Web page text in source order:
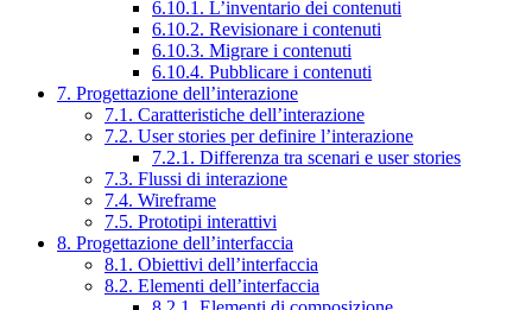
6.10.1. L’inventario dei contenuti
6.10.2. Revisionare i contenuti
6.10.3. Migrare i contenuti
6.10.4. Pubblicare i contenuti
7. Progettazione dell’interazione
7.1. Caratteristiche dell’interazione
7.2. User stories per definire l’interazione
7.2.1. Differenza tra scenari e user stories
7.3. Flussi di interazione
7.4. Wireframe
7.5. Prototipi interattivi
8. Progettazione dell’interfaccia
8.1. Obiettivi dell’interfaccia
8.2. Elementi dell’interfaccia